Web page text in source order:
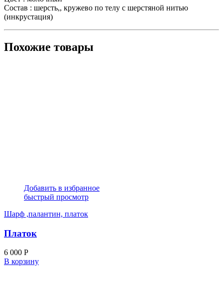
Состав : шерсть,, кружево по телу с шерстяной нитью
(инкрустация)
Похожие товары
Добавить в избранное
быстрый просмотр
Шарф ,палантин, платок
Платок
6 000 Р
В корзину